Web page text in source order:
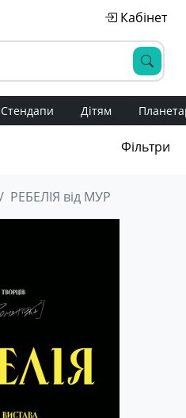
Кабінет
Стендапи Дітям
Фільтри
РЕБЕЛІЯ від МУР